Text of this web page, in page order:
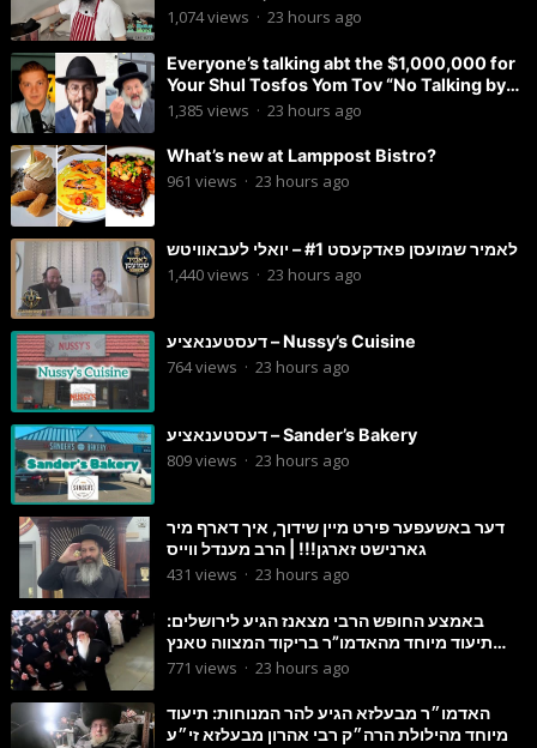
1,074views · 23 hours ago
Everyone’s talking abt the $1,000,000 for
Your Shul Tosfos Yom Tov “No Talking by
Davening” movement
1,385 views · 23 hours ago
What’s new at Lamppost Bistro?
961 views · 23 hours ago
לאמיר שמועסן פאדקעסט #1 – יואלי לעבאוויטש
1,440views · 23 hours ago
דעסטענאציע – Nussy’s Cuisine
764views · 23 hours ago
דעסטענאציע – Sander’s Bakery
809views · 23 hours ago
דער באשעפער פירט מיין שידוך, איך דארף מיר
גארנישט זארגן!!! | הרב מענדל ווייס
431 views · 23 hours ago
באמצע החופש הרבי מצאנז הגיע לירושלים:
תיעוד מיוחד מהאדמו”ר בריקוד המצווה טאנץ
בשמחת בית סטרפקוב
771 views · 23 hours ago
האדמו״ר מבעלזא הגיע להר המנוחות: תיעוד
מיוחד מהילולת הרה״ק רבי אהרון מבעלזא זי״ע